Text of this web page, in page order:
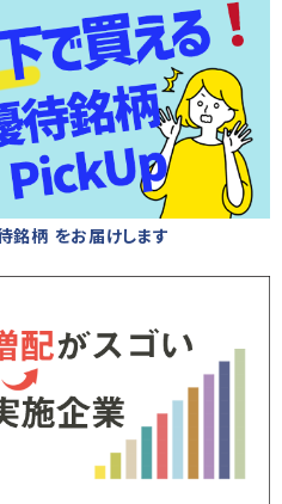
銘柄 をお届けします